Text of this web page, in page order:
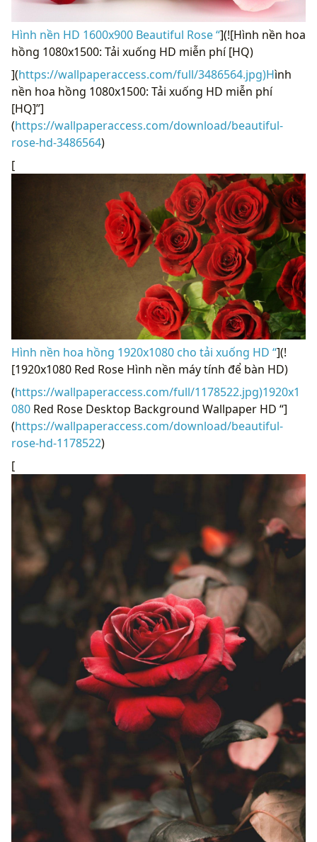
Hình nền HD 1600x900 Beautiful Rose “](![Hình nền hoa
hồng 1080x1500: Tải xuống HD miễn phí [HQ)
](https://wallpaperaccess.com/full/3486564.jpg)Hình
nền hoa hồng 1080x1500: Tải xuống HD miễn phí
[HQ]”]
(https://wallpaperaccess.com/download/beautiful-
rose-hd-3486564)
[
Hình nền hoa hồng 1920x1080 cho tải xuống HD “](!
[1920x1080 Red Rose Hình nền máy tính để bàn HD)
(https://wallpaperaccess.com/full/1178522.jpg)1920x1
080 Red Rose Desktop Background Wallpaper HD “]
(https://wallpaperaccess.com/download/beautiful-
rose-hd-1178522)
[